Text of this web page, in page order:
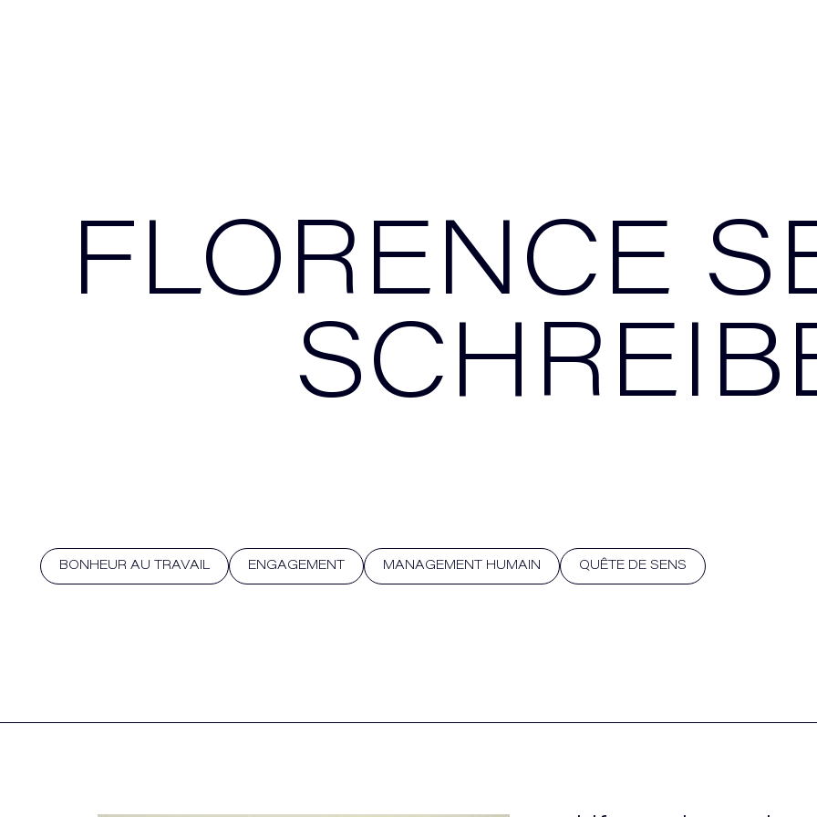
FLORENCE
BONHEUR AU TRAVAIL ENGAGEMENT MANAGEMENT HUMAIN QUÊTE DE SENS